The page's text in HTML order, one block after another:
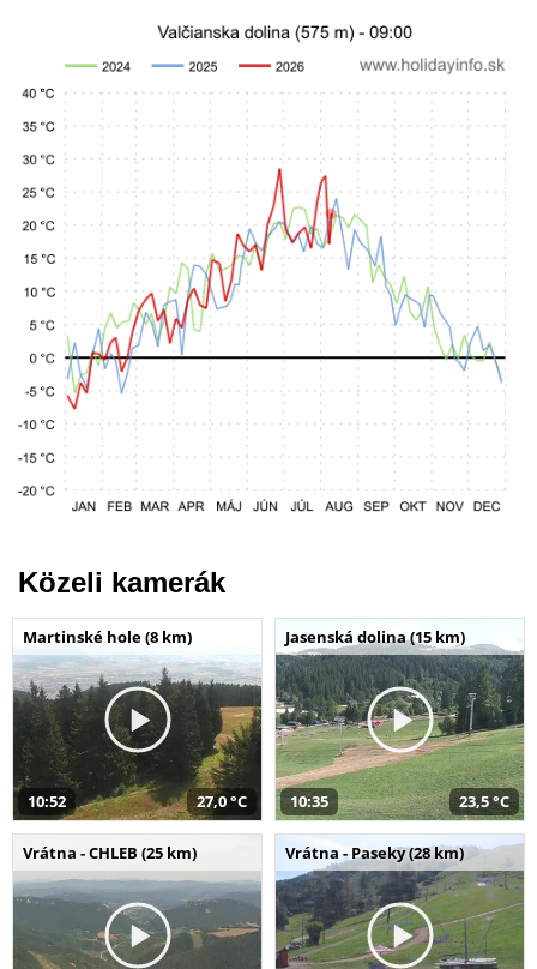
Közeli kamerák
Martinské hole (8 km)
10:52 27,0 °C
Jasenská dolina (15 km)
10:35 23,5 °C
Vrátna - CHLEB (25 km) Vrátna - Paseky (28 km)